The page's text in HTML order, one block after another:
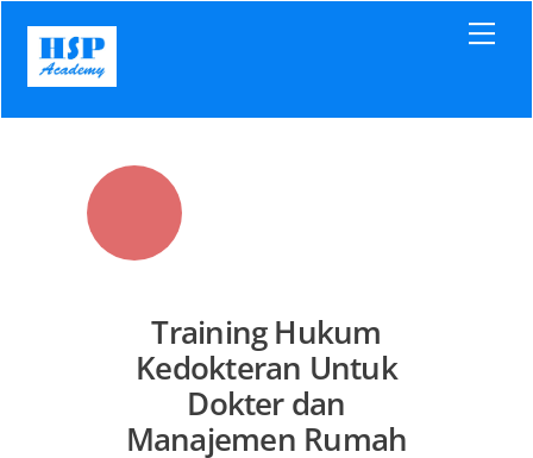
content
Training Hukum
Kedokteran Untuk
Dokter dan
Manajemen Rumah